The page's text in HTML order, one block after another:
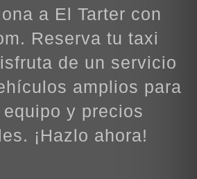
a El Tarter con
Reserva tu taxi
de un servicio
amplios para
y precios
¡Hazlo ahora!